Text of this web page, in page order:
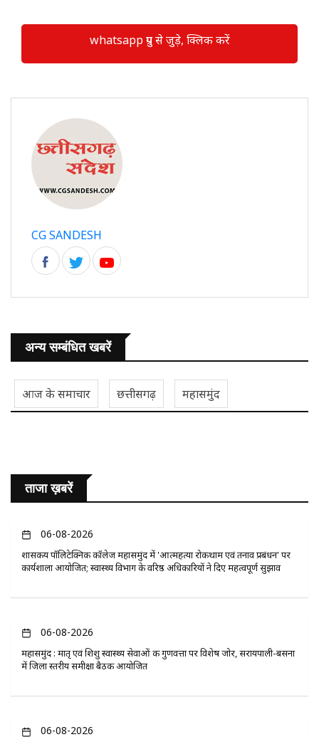
whatsapp ग्रुप से जुड़े, क्लिक करें
CG SANDESH
अन्य सम्बंधित खबरें
आज के समाचार छत्तीसगढ़ महासमुंद
ताजा ख़बरें
06-08-2026
​शासकीय पॉलिटेक्निक कॉलेज महासमुंद में 'आत्महत्या रोकथाम एवं तनाव प्रबंधन' पर
कार्यशाला आयोजित; स्वास्थ्य विभाग के वरिष्ठ अधिकारियों ने दिए महत्वपूर्ण सुझाव
06-08-2026
महासमुंद : मातृ एवं शिशु स्वास्थ्य सेवाओं की गुणवत्ता पर विशेष जोर, सरायपाली-बसना
में जिला स्तरीय समीक्षा बैठक आयोजित
06-08-2026